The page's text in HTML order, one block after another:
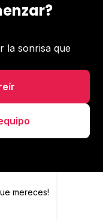
la sonrisa que
mereces!
que mereces